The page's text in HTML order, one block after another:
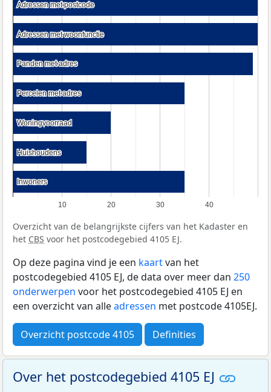
10 20 30 40
Adressen met postcode
Adressen met postcode
Adressen met woonfunctie
Adressen met woonfunctie
Panden met adres
Panden met adres
Percelen met adres
Percelen met adres
Woningvoorraad
Woningvoorraad
Huishoudens
Huishoudens
Inwoners
Inwoners
Overzicht van de belangrijkste cijfers van het Kadaster en
het CBS voor het postcodegebied 4105 EJ.
Op deze pagina vind je een kaartvan het
postcodegebied 4105 EJ, de data over meer dan 250
onderwerpen voor het postcodegebied 4105 EJ en
een overzicht van alleadressen met postcode 4105EJ.
Overzicht postcode 4105 Definities
Over het postcodegebied 4105 EJ